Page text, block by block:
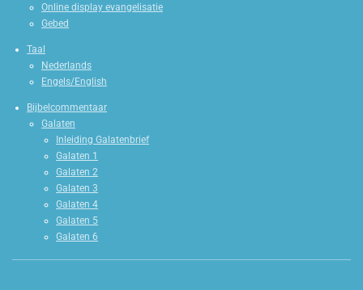
Online display evangelisatie
Gebed
Taal
Nederlands
Engels/English
Bijbelcommentaar
Galaten
Inleiding Galatenbrief
Galaten 1
Galaten 2
Galaten 3
Galaten 4
Galaten 5
Galaten 6